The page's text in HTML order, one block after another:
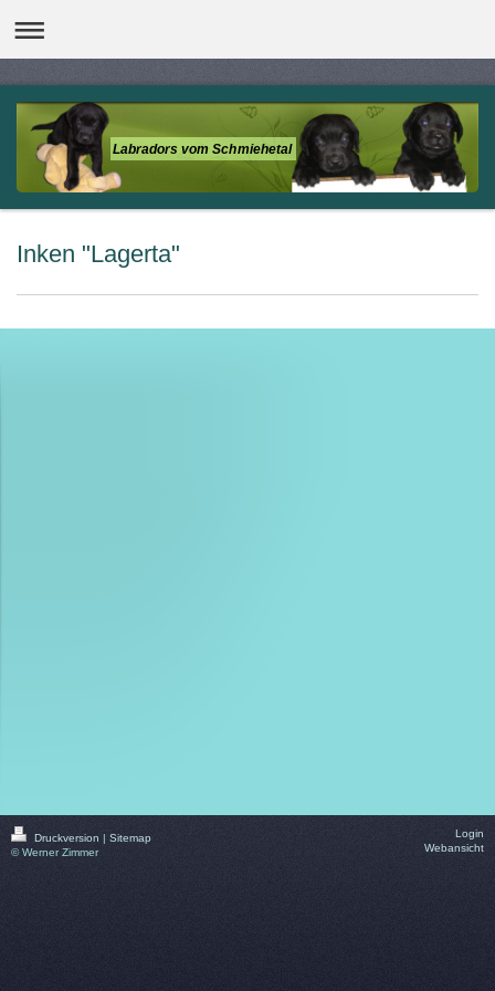
Labradors vom Schmiehetal
Inken "Lagerta"
Druckversion | Sitemap
© Werner Zimmer
Login
Webansicht